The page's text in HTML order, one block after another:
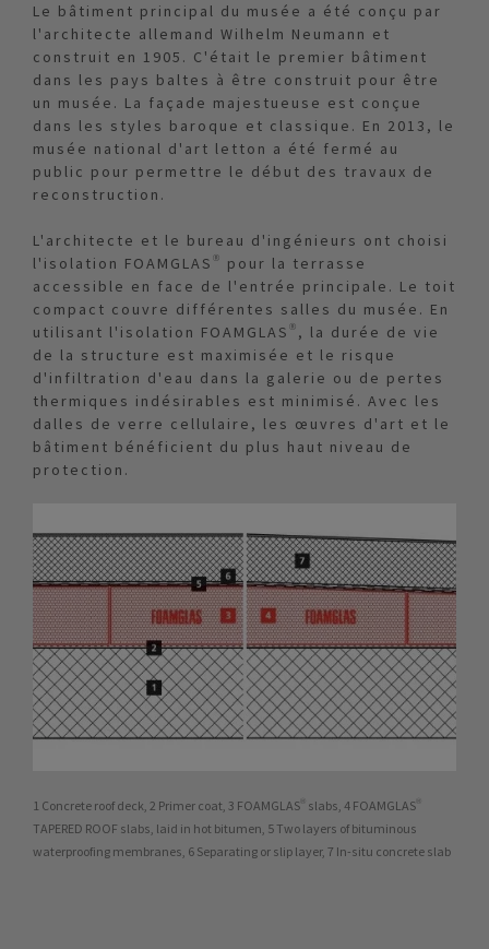
Le bâtiment principal du musée a été conçu par
l'architecte allemand Wilhelm Neumann et
construit en 1905. C'était le premier bâtiment
dans les pays baltes à être construit pour être
un musée. La façade majestueuse est conçue
dans les styles baroque et classique. En 2013, le
musée national d'art letton a été fermé au
public pour permettre le début des travaux de
reconstruction.
L'architecte et le bureau d'ingénieurs ont choisi
l'isolation FOAMGLAS® pour la terrasse
accessible en face de l'entrée principale. Le toit
compact couvre différentes salles du musée. En
utilisant l'isolation FOAMGLAS®, la durée de vie
de la structure est maximisée et le risque
d'infiltration d'eau dans la galerie ou de pertes
thermiques indésirables est minimisé. Avec les
dalles de verre cellulaire, les œuvres d'art et le
bâtiment bénéficient du plus haut niveau de
protection.
1 Concrete roof deck, 2 Primer coat, 3 FOAMGLAS® slabs, 4 FOAMGLAS®
TAPERED ROOF slabs, laid in hot bitumen, 5 Two layers of bituminous
waterproofing membranes, 6 Separating or slip layer, 7 In-situ concrete slab